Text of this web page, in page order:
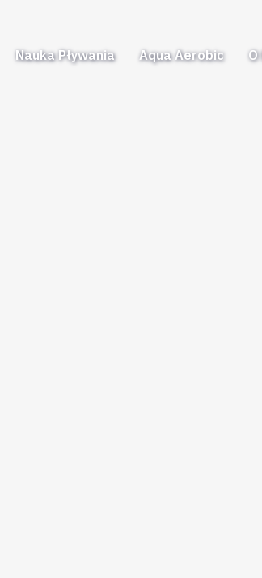
Nauka Pływania Aqua Aerobic O